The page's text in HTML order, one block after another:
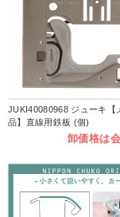
JUKI40080968 ジューキ【
品】直線用鉄板 (個)
卸価格は